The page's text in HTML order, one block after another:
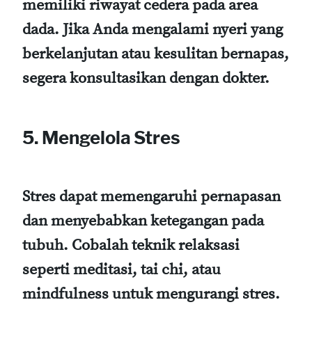
memiliki riwayat cedera pada area
dada. Jika Anda mengalami nyeri yang
berkelanjutan atau kesulitan bernapas,
segera konsultasikan dengan dokter.
5. Mengelola Stres
Stres dapat memengaruhi pernapasan
dan menyebabkan ketegangan pada
tubuh. Cobalah teknik relaksasi
seperti meditasi, tai chi, atau
mindfulness untuk mengurangi stres.